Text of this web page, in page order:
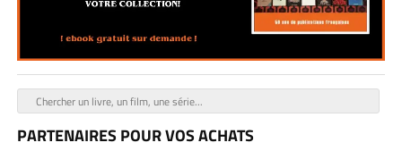
PARTENAIRES POUR VOS ACHATS